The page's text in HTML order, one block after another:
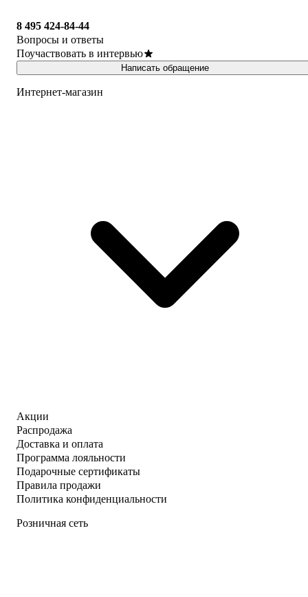
8 495 424-84-44
Вопросы и ответы
Поучаствовать в интервью
Написать обращение
Интернет-магазин
Акции
Распродажа
Доставка и оплата
Программа лояльности
Подарочные сертификаты
Правила продажи
Политика конфиденциальности
Розничная сеть